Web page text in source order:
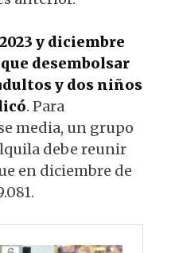
y diciembre
desembolsar
y dos niños
. Para
media, un grupo
debe reunir
en diciembre de